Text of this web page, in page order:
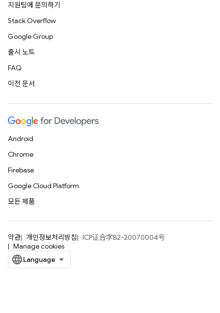
지원팀에 문의하기
Stack Overflow
Google Group
출시 노트
FAQ
이전 문서
Android
Chrome
Firebase
Google Cloud Platform
모든 제품
약관 개인정보처리방침
ICP证合字B2-20070004号
Manage cookies